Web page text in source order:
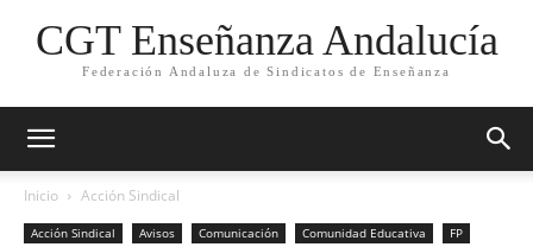
CGT Enseñanza Andalucía
Federación Andaluza de Sindicatos de Enseñanza
Inicio Acción Sindical
Acción Sindical Avisos Comunicación Comunidad Educativa
FP